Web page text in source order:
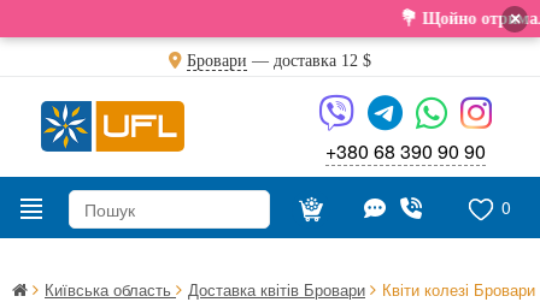
💐 Щойно отримали ×
Бровари — доставка 12 $
+380 68 390 90 90
0
Київська область Доставка квітів Бровари Квіти колезі Бровари